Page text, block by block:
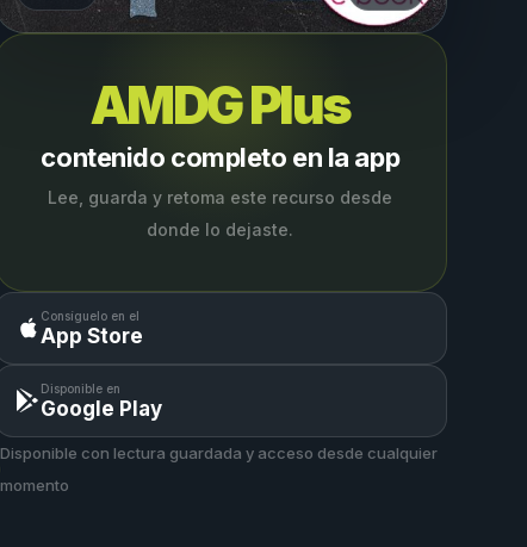
AMDG Plus
contenido completo en la app
Lee, guarda y retoma este recurso desde
donde lo dejaste.
Consíguelo en el
App Store
Disponible en
Google Play
Disponible con lectura guardada y acceso desde cualquier
momento